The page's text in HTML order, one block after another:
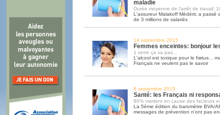
maladie
Durée moyenne de l'arrêt de travail:
L'assureur Malakoff Médéric a passé
de 3 millions de salariés
14 septembre 2015
Femmes enceintes: bonjour
1 verre ça va pas...
L'alcool est toxique pour le fœtus...
Français ne veulent pas le savoir
8 septembre 2015
Santé: les Français ni
80% mettent en cause des facteurs
La 5ème édition du baromètre BVA/
messages de prévention n'ont pas